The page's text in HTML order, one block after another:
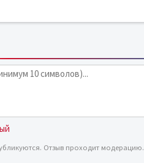
Отзыв проходит модерацию.